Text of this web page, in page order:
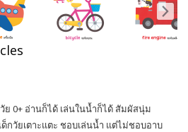
ย 0+ อ่านก็ได้ เล่นในน้ำก็ได้ สัมผัสนุ่ม
กวัยเตาะแตะ ชอบเล่นน้ำ แต่ไม่ชอบอาบ